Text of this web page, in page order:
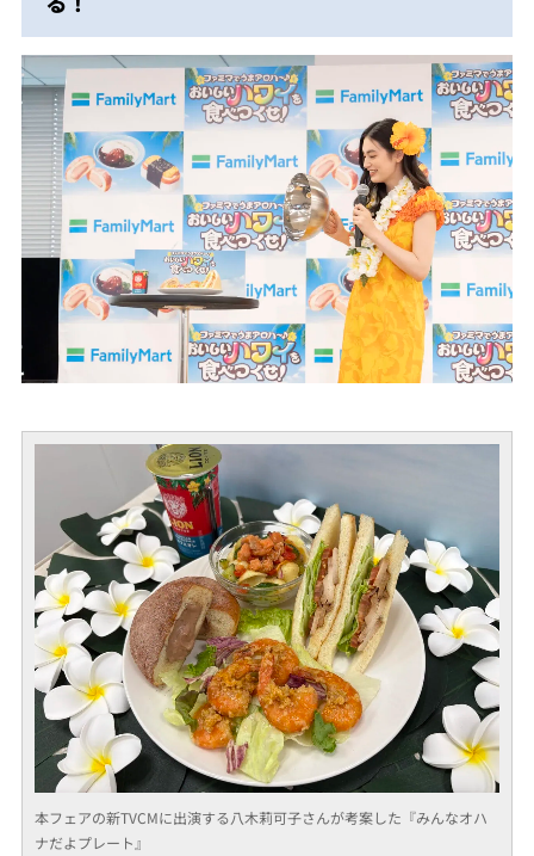
本フェアの新TVCMに出演する八木莉可子さんが考案した『みんなオハ
ナだよプレート』